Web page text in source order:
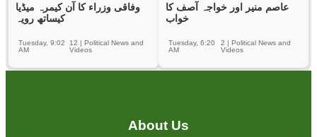
وفاقی وزراء کا آن کیمرہ میڈیا
کیساتھ رویہ
12 |Political News and
Videos
Tuesday, 9:02
AM
عاصم منیر اور خواجہ آصف کا
خواب
2 |Political News and
Videos
Tuesday, 6:20
AM
About Us